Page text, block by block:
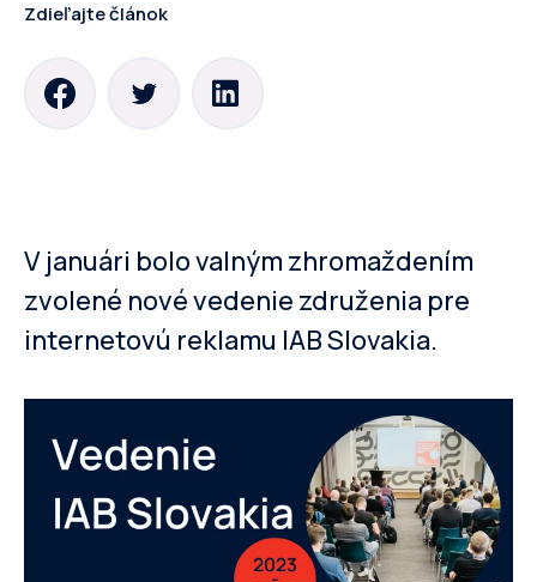
Zdieľajte článok
V januári bolo valným zhromaždením
zvolené nové vedenie združenia pre
internetovú reklamu IAB Slovakia.